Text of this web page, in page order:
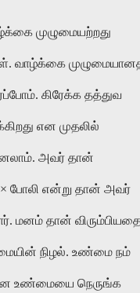
முழுமையற்றது
வாழ்க்கை
கிரேக்க தத்துவ
என முதலில்
அவர் தான்
போலி என்று தான் அவர்
மனம் தான்
நிழல். உண்மை நம்
உண்மையை நெருங்க